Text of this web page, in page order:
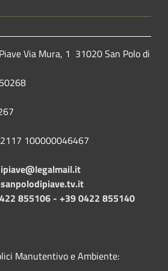
Via Mura, 1 31020 San Polo di
100000046467
855106 - +39 0422 855140
Manutentivo e Ambiente: